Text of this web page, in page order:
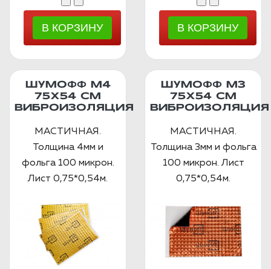
ШУМОФФ М4
75Х54 СМ
ВИБРОИЗОЛЯЦИЯ
МАСТИЧНАЯ.
Толщина 4мм и
фольга 100 микрон.
Лист 0,75*0,54м.
ШУМОФФ М3
75Х54 СМ
ВИБРОИЗОЛЯЦИЯ
МАСТИЧНАЯ.
Толщина 3мм и фольга
100 микрон. Лист
0,75*0,54м.